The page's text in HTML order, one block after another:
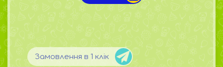
Замовлення в 1 клік